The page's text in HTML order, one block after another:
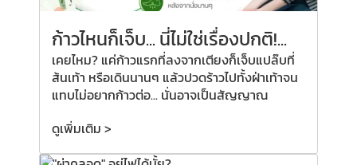
ก้าวไหนก็เจ็บ... นี่ไม่ใช่เรื่องปกติ!...
เคยไหม? แค่ก้าวแรกที่ลงจากเตียงก็เจ็บแปล๊บที่
ส้นเท้า หรือเดินนานๆ แล้วปวดร้าวไปทั้งฝ่าเท้าจน
แทบไม่อยากก้าวต่อ... นั่นอาจเป็นสัญญาณ
ดูเพิ่มเติม >